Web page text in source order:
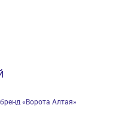
«Ворота Алтая»